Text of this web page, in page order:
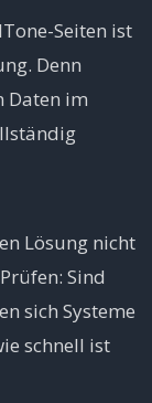
Seiten ist
Denn
Daten im
Lösung nicht
Sind
sich Systeme
schnell ist